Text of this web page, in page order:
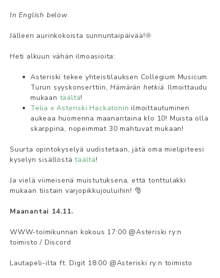
In English below
Jälleen aurinkokoista sunnuntaipäivää!🌞
Heti alkuun vähän ilmoasioita:
Asteriski tekee yhteistilauksen Collegium Musicum
Turun syyskonserttiin,Hämärän hetkiä. Ilmoittaudu
mukaan täältä!
Telia x Asteriski Hackatonin ilmoittautuminen
aukeaa huomenna maanantaina klo 10! Muista olla
skarppina, nopeimmat 30 mahtuvat mukaan!
Suurta opintokyselyä uudistetaan, jätä oma mielipiteesi
kyselyn sisällöstätäältä!
Ja vielä viimeisenä muistutuksena, että tonttulakki
mukaan tiistain varjopikkujouluihin! 🎅
Maanantai 14.11.
WWW-toimikunnan kokous 17:00 @Asteriski ry:n
toimisto / Discord
Lautapeli-ilta ft. Digit 18:00 @Asteriski ry:n toimisto